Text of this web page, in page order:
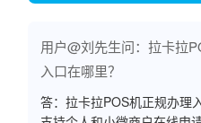
用户@刘先生问：拉卡拉
入口在哪里？
答：拉卡拉POS机正规办理